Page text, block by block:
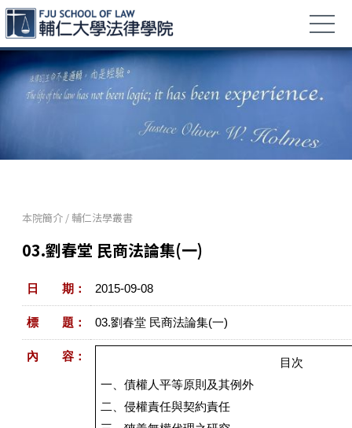
本院簡介 /輔仁法學叢書
03.劉春堂 民商法論集(一)
日 期： 2015-09-08
標 題： 03.劉春堂 民商法論集(一)
內 容：
目次
一、債權人平等原則及其例外
二、侵權責任與契約責任